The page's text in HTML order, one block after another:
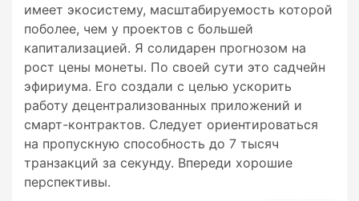
имеет экосистему, масштабируемость которой
поболее, чем у проектов с большей
капитализацией. Я солидарен прогнозом на
рост цены монеты. По своей сути это садчейн
эфириума. Его создали с целью ускорить
работу децентрализованных приложений и
смарт-контрактов. Следует ориентироваться
на пропускную способность до 7 тысяч
транзакций за секунду. Впереди хорошие
перспективы.